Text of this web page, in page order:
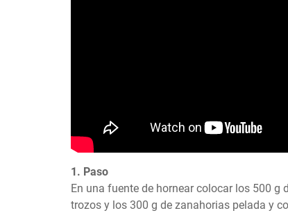
1. Paso
En una fuente de hornear colocar los 500 g
trozos y los 300 g de zanahorias pelada y